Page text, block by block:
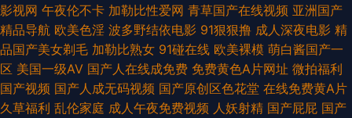
址 超碰在线播放91 国产盗摄久久国产盗摄 亚洲综合视频天堂 日韩色色网站
黑丝草逼91 亚洲国产女主播 超碰97人在线 九九热超碰AV 人人妻人人搞人人
夫妻福利片 五月天午夜视频 99只有精品9 高清免费在线观看免费版影视 在
影视网 午夜伦不卡 加勒比性爱网 青草国产在线视频 亚洲国产
精品导航 欧美色淫 波多野结依电影 91狠狠撸 成人深夜电影 精
品国产美女剃毛 加勒比熟女 91碰在线 欧美裸模 萌白酱国产一
区 美国一级AV 国产人在线成免费 免费黄色A片网址 微拍福利
国产视频 国产人成无码视频 国产原创区色花堂 在线免费黄A片
久草福利 乱伦家庭 成人午夜免费视频 人妖射精 国产屁屁 国产